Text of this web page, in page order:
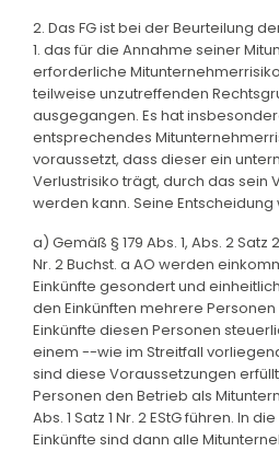
2. Das FG ist bei der Beurteilung
1. das für die Annahme seiner
erforderliche
teilweise unzutreffenden
ausgegangen. Es hat
entsprechendes
voraussetzt, dass dieser ein
Verlustrisiko trägt, durch das sein
werden kann. Seine
a) Gemäß § 179 Abs. 1, Abs. 2 Satz
Nr. 2 Buchst. a AO werden
Einkünfte gesondert und
den Einkünften mehrere
Einkünfte diesen Personen
einem --wie im Streitfall
sind diese Voraussetzungen
Personen den Betrieb als
Abs. 1 Satz 1 Nr. 2 EStG führen. In
Einkünfte sind dann alle